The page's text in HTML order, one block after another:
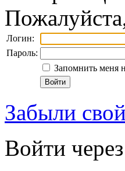
Логин:
Пароль:
Запомнить меня
Войти
Забыли
Войти